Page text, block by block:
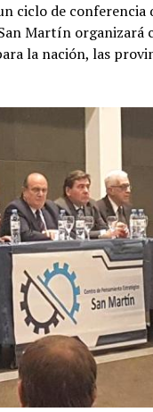
ciclo de conferencia
Martín organizará
la nación, las